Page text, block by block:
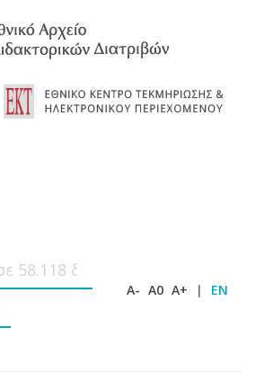
A- A0 A+ | EN